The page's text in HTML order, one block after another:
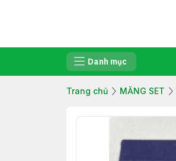
Danh mục
Trang chủ MĂNG SET